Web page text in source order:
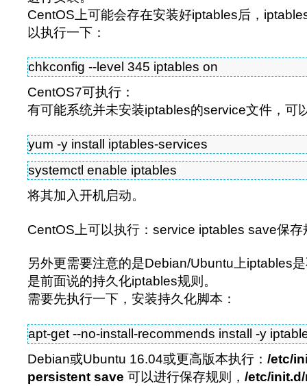
CentOS上可能会存在安装好iptables后，
以执行一下：
chkconfig --level 345 iptables on
CentOS7可执行：
有可能系统并未安装iptables的service文件，可
yum -y install iptables-services
systemctl enable iptables
将其加入开机启动。
CentOS上可以执行：service iptables save保存
另外更需要注意的是Debian/Ubuntu上iptables
是前面说的持久化iptables规则。
需要先执行一下，安装持久化脚本：
apt-get --no-install-recommends install -y
Debian或Ubuntu 16.04或更高版本执行： /etc/
persistent save 可以进行保存规则， /etc/